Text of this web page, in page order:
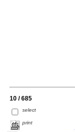
10 / 685
select
print